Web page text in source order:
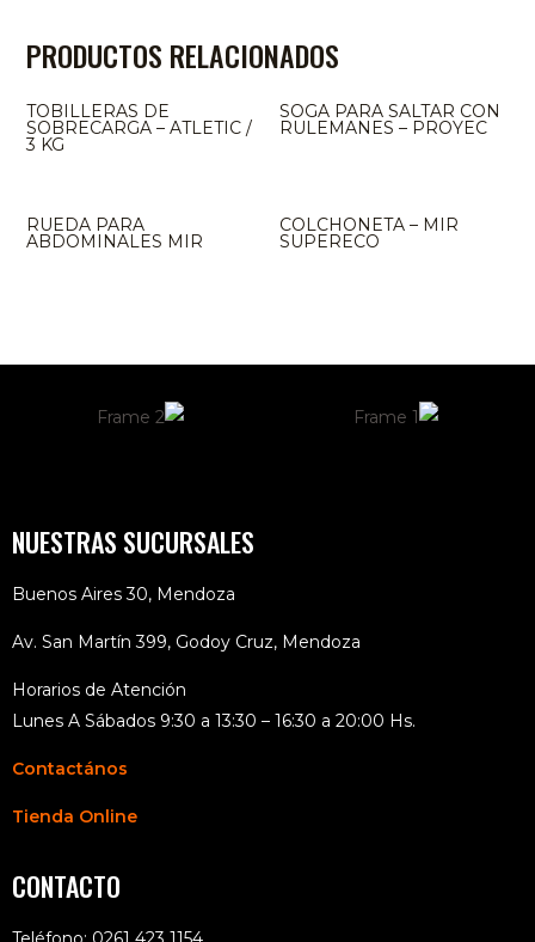
PRODUCTOS RELACIONADOS
TOBILLERAS DE
SOBRECARGA – ATLETIC /
3 KG
SOGA PARA SALTAR CON
RULEMANES – PROYEC
RUEDA PARA
ABDOMINALES MIR
COLCHONETA – MIR
SUPERECO
NUESTRAS SUCURSALES
Buenos Aires 30, Mendoza
Av. San Martín 399, Godoy Cruz, Mendoza
Horarios de Atención
Lunes A Sábados 9:30 a 13:30 – 16:30 a 20:00 Hs.
Contactános
Tienda Online
CONTACTO